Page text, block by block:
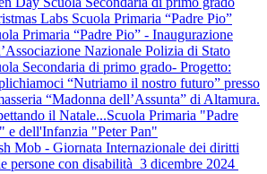
Labs Scuola Primaria “Padre Pio”
Primaria “Padre Pio” - Inaugurazione
Nazionale Polizia di Stato
Secondaria di primo grado- Progetto:
“Nutriamo il nostro futuro” presso
“Madonna dell’Assunta” di Altamura.
il Natale...Scuola Primaria "Padre
e dell'Infanzia "Peter Pan"
Mob - Giornata Internazionale dei diritti
persone con disabilità 3 dicembre 2024